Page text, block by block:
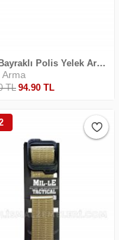
Türk Bayraklı Polis Yelek Arması
Arma
TL 94.90 TL